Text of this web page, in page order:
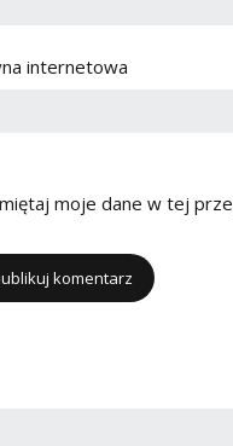
internetowa
moje dane w tej